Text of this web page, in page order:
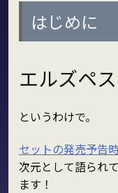
はじめに
エルズペ
というわけで。
セットの発売予告
次元として語られ
ます！